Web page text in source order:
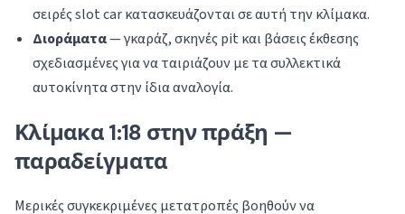
σειρές slot car κατασκευάζονται σε αυτή την κλίμακα.
Διοράματα— γκαράζ, σκηνές pit και βάσεις έκθεσης
σχεδιασμένες για να ταιριάζουν με τα συλλεκτικά
αυτοκίνητα στην ίδια αναλογία.
Κλίμακα 1:18 στην πράξη —
παραδείγματα
Μερικές συγκεκριμένες μετατροπές βοηθούν να